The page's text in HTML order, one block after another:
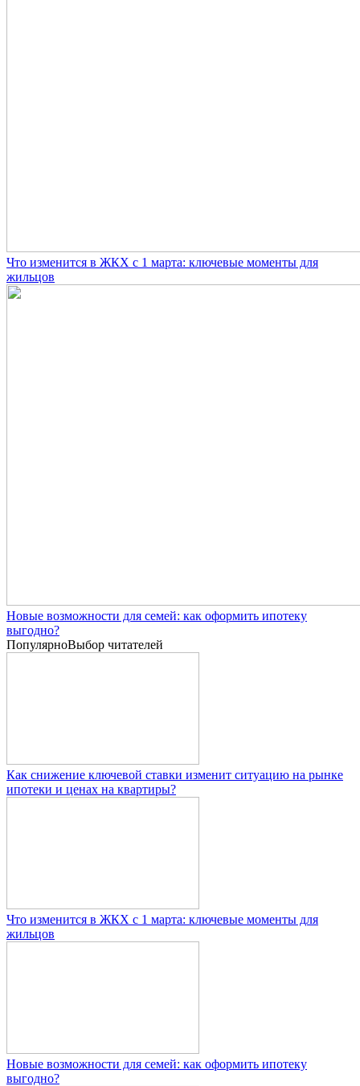
Что изменится в ЖКХ с 1 марта: ключевые моменты для
жильцов
Новые возможности для семей: как оформить ипотеку
выгодно?
ПопулярноВыбор читателей
Как снижение ключевой ставки изменит ситуацию на рынке
ипотеки и ценах на квартиры?
Что изменится в ЖКХ с 1 марта: ключевые моменты для
жильцов
Новые возможности для семей: как оформить ипотеку
выгодно?